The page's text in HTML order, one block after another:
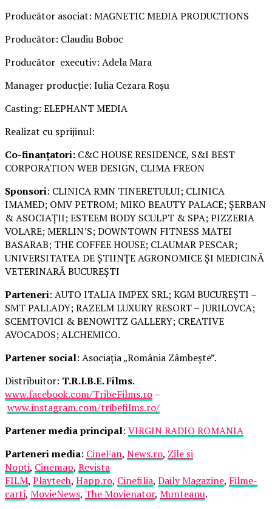
Producător asociat: MAGNETIC MEDIA PRODUCTIONS
Producător: Claudiu Boboc
Producător executiv: Adela Mara
Manager producție: Iulia Cezara Roșu
Casting: ELEPHANT MEDIA
Realizat cu sprijinul:
Co-finanțatori: C&C HOUSE RESIDENCE, S&I BEST
CORPORATION WEB DESIGN, CLIMA FREON
Sponsori: CLINICA RMN TINERETULUI; CLINICA
IMAMED; OMV PETROM; MIKO BEAUTY PALACE; ȘERBAN
& ASOCIAȚII; ESTEEM BODY SCULPT & SPA; PIZZERIA
VOLARE; MERLIN’S; DOWNTOWN FITNESS MATEI
BASARAB; THE COFFEE HOUSE; CLAUMAR PESCAR;
UNIVERSITATEA DE ȘTIINȚE AGRONOMICE ȘI MEDICINĂ
VETERINARĂ BUCUREȘTI
Parteneri: AUTO ITALIA IMPEX SRL; KGM BUCUREȘTI –
SMT PALLADY; RAZELM LUXURY RESORT – JURILOVCA;
SCEMTOVICI & BENOWITZ GALLERY; CREATIVE
AVOCADOS; ALCHEMICO.
Partener social: Asociația „România Zâmbește”.
Distribuitor: T.R.I.B.E. Films.
www.facebook.com/TribeFilms.ro–
www.instagram.com/tribefilms.ro/
Partener media principal: VIRGIN RADIO ROMANIA
Parteneri media: CineFan, News.ro, Zile și
Nopți, Cinemap, Revista
FILM, Playtech, Happ.ro, Cinefilia, Daily Magazine, Filme-
carti, MovieNews, The Movienator, Munteanu.